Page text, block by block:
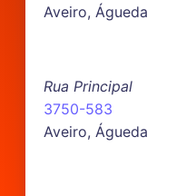
Aveiro, Águeda
Rua Principal
3750-583
Aveiro, Águeda